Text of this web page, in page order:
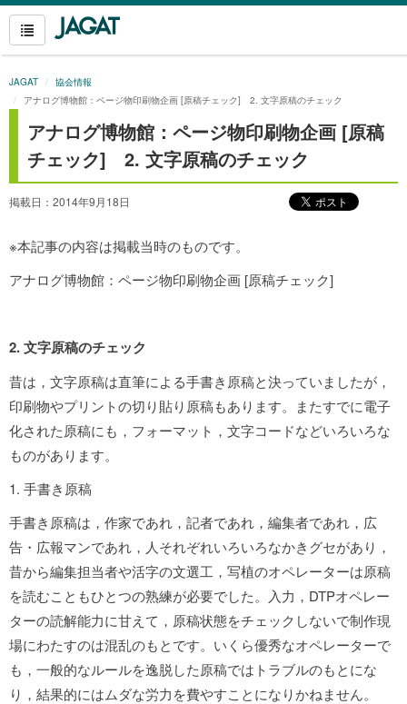
JAGAT
協会情報
アナログ博物館：ページ物印刷物企画 [原稿チェック] 2. 文字原稿のチェック
アナログ博物館：ページ物印刷物企画 [原稿
チェック] 2. 文字原稿のチェック
掲載日：2014年9月18日
※本記事の内容は掲載当時のものです。
アナログ博物館：ページ物印刷物企画 [原稿チェック]
2. 文字原稿のチェック
昔は，文字原稿は直筆による手書き原稿と決っていましたが，
印刷物やプリントの切り貼り原稿もあります。またすでに電子
化された原稿にも，フォーマット，文字コードなどいろいろな
ものがあります。
1. 手書き原稿
手書き原稿は，作家であれ，記者であれ，編集者であれ，広
告・広報マンであれ，人それぞれいろいろなかきグセがあり，
昔から編集担当者や活字の文選工，写植のオペレーターは原稿
を読むこともひとつの熟練が必要でした。入力，DTPオペレー
ターの読解能力に甘えて，原稿状態をチェックしないで制作現
場にわたすのは混乱のもとです。いくら優秀なオペレーターで
も，一般的なルールを逸脱した原稿ではトラブルのもとにな
り，結果的にはムダな労力を費やすことになりかねません。